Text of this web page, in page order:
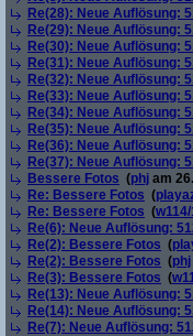
Re(28): Neue Auflösung:
Re(29): Neue Auflösung:
Re(30): Neue Auflösung:
Re(31): Neue Auflösung:
Re(32): Neue Auflösung:
Re(33): Neue Auflösung:
Re(34): Neue Auflösung:
Re(35): Neue Auflösung:
Re(36): Neue Auflösung:
Re(37): Neue Auflösung:
Bessere Fotos (phj am
Re: Bessere Fotos (
Re: Bessere Fotos (
Re(6): Neue Auflösung:
Re(2): Bessere Fotos (
Re(2): Bessere Fotos (phj
Re(3): Bessere Fotos (
Re(13): Neue Auflösung:
Re(14): Neue Auflösung:
Re(7): Neue Auflösung: